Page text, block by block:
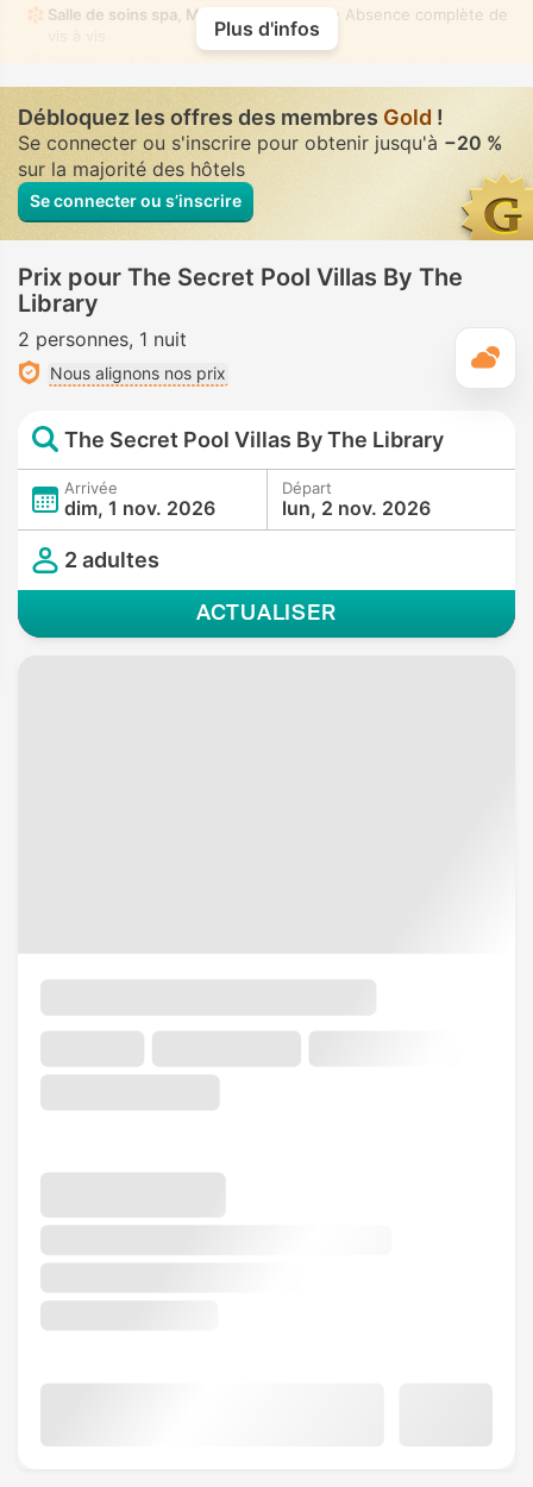
Salle de soins spa, Massage• Privé(e) • Absence complète de
Toilettes intelligentes avec bidet• Dans toutes chambres
Douchette bidet manuel• Dans toutes chambres
Plus d'infos
Débloquez les offres des membres Gold !
Se connecter ou s'inscrire pour obtenir jusqu'à −20 %
sur la majorité des hôtels
Se connecter ou s’inscrire
Prix pour The Secret Pool Villas By The
Library
2 personnes 1 nuit
Nous alignons nos prix
The Secret Pool Villas By The Library
Arrivée
dim, 1 nov. 2026
Départ
lun, 2 nov. 2026
2 adultes
ACTUALISER